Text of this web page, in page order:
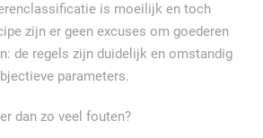
is moeilijk en toch
zijn er geen excuses om goederen
de regels zijn duidelijk en omstandig
parameters.
dan zo veel fouten?